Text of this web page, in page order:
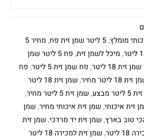
,5 ליטר שמן זית פח ,
מחיר 5
, מיכל לשמן זית,
פח 5 ליטר שמן
זית 18 ליטר , פח שמן זית 5 ליטר , פח
18 ליטר מחיר ,
שמן זית 18 ליטר
מבצע ,שמן זית 5 ליטר מחיר
,
זית איכותי,שמן זית איכותי מחיר,שמן
טוב בארץ,שמן זית יד מרדכי,שמן זית
ליטר ,
שמן זית למכירה 18 ליטר